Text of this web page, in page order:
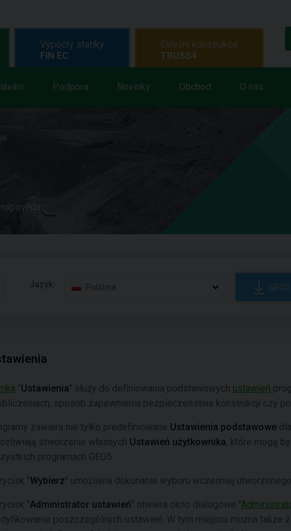
Podpora Novinky Obchod O nás
Výpočty statiky
FIN EC
Střešní konstrukce
TRUSS4
Jazyk: Polština
"Ustawienia" służy do definiowania podstawowych ustawień
sposób zapewnienia bezpieczeństwa konstrukcji czy
zawiera nie tylko predefiniowane Ustawienia podstawowe
stworzenie własnych Ustawień użytkownika, które mogą
programach GEO5.
"Wybierz" umożliwia dokonanie wyboru wcześniej
"Administrator ustawień" otwiera okno dialogowe "
poszczególnych ustawień. W tym miejscu można także